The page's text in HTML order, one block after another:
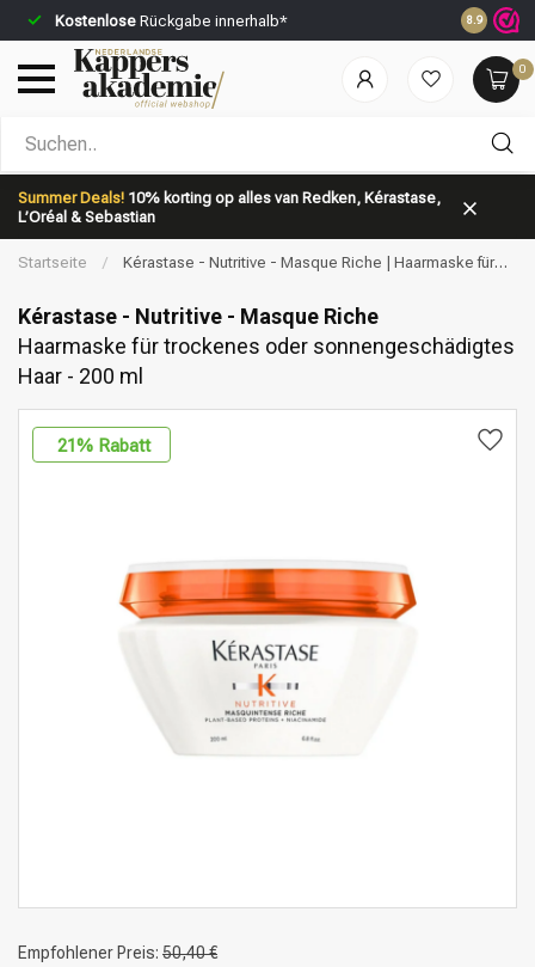
Kostenlose Rückgabe innerhalb* Vor 23:59
8.9
0
Summer Deals! 10% korting op alles van Redken, Kérastase,
L’Oréal & Sebastian
Nach welcher Kategorie suchst du?
Marken
Startseite /
Kérastase - Nutritive - Masque Riche | Haarmaske für
Kérastase - Nutritive - Masque Riche
Haarmaske für trockenes oder sonnengeschädigtes
Haar - 200 ml
21% Rabatt
Empfohlener Preis: 50,40 €